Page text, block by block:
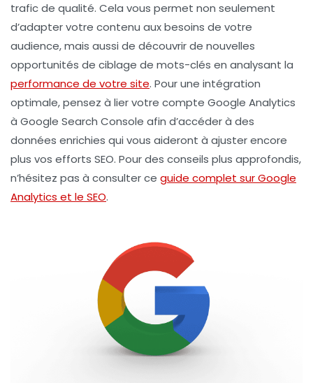
trafic de qualité. Cela vous permet non seulement
d’adapter votre contenu aux besoins de votre
audience, mais aussi de découvrir de nouvelles
opportunités de ciblage de mots-clés en analysant la
performance de votre site. Pour une intégration
optimale, pensez à lier votre compte Google Analytics
à Google Search Console afin d’accéder à des
données enrichies qui vous aideront à ajuster encore
plus vos efforts SEO. Pour des conseils plus approfondis,
n’hésitez pas à consulter ce guide complet sur Google
Analytics et le SEO.